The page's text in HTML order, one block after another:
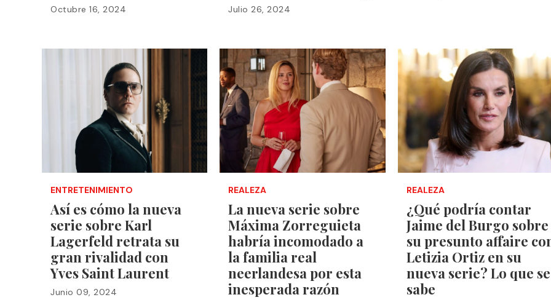
Octubre 16, 2024 Julio 26, 2024
ENTRETENIMIENTO
Así es cómo la nueva
serie sobre Karl
Lagerfeld retrata su
gran rivalidad con
Yves Saint Laurent
Junio 09, 2024
REALEZA
La nueva serie sobre
Máxima Zorreguieta
habría incomodado a
la familia real
neerlandesa por esta
inesperada razón
REALEZA
¿Qué podría contar
Jaime del Burgo sobre
su presunto affaire
Letizia Ortiz en su
nueva serie? Lo que se
sabe